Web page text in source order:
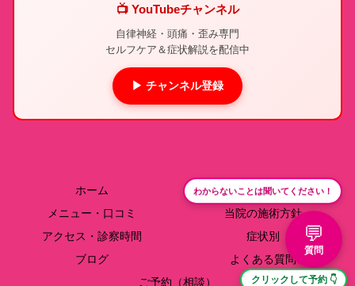
📺 YouTubeチャンネル
自律神経・頭痛・歪み専門
セルフケア＆症状解説を配信中
▶ チャンネル登録
ホーム
院長紹介
メニュー・口コミ
当院の施術方針
アクセス・診察時間
症状別
ブログ
よくある質問
ご予約（相談）
わからないことは聞いてください！
💬
質問
クリックして予約 👇